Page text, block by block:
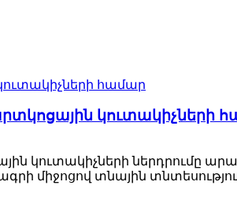
կուտակիչների
կուտակիչների ներդրումը
միջոցով տնային